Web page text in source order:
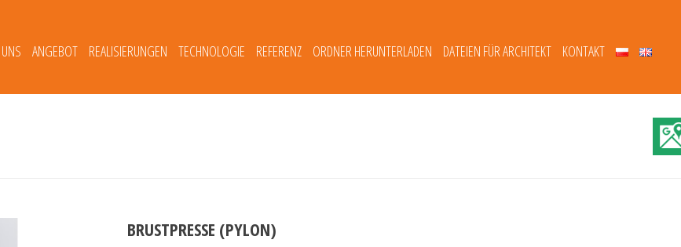
ANGEBOT REALISIERUNGEN TECHNOLOGIE REFERENZ ORDNER HERUNTERLADEN DATEIEN FÜR ARCHITEKT KONTAKT
BRUSTPRESSE (PYLON)